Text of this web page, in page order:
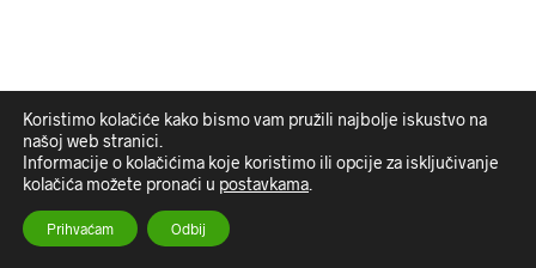
Koristimo kolačiće kako bismo vam pružili najbolje iskustvo na
našoj web stranici.
Informacije o kolačićima koje koristimo ili opcije za isključivanje
kolačića možete pronaći u postavkama
Prihvaćam Odbij